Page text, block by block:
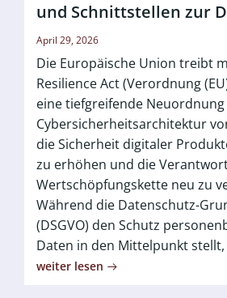
und Schnittstellen zur
April 29, 2026
Die Europäische Union treibt
Resilience Act (Verordnung
eine tiefgreifende
Cybersicherheitsarchitektur
die Sicherheit digitaler
zu erhöhen und die
Wertschöpfungskette neu zu
Während die Datenschutz-
(DSGVO) den Schutz
Daten in den Mittelpunkt
weiter lesen